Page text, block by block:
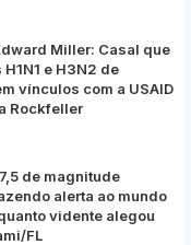
Miller: Casal que
e H3N2 de
vínculos com a USAID
Rockfeller
de magnitude
alerta ao mundo
vidente alegou
FL